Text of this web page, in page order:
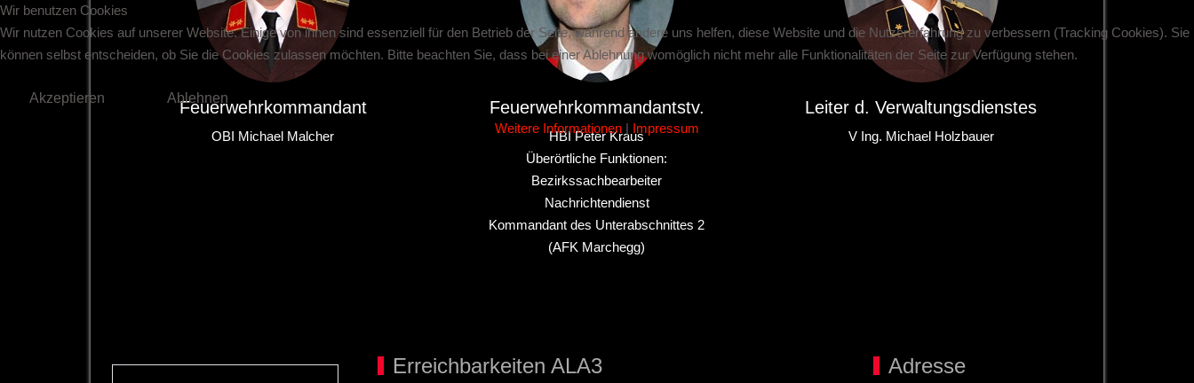
Feuerwehrkommandant
OBI Michael Malcher
Feuerwehrkommandantstv.
HBI Peter Kraus
Überörtliche Funktionen:
Bezirkssachbearbeiter
Nachrichtendienst
Kommandant des Unterabschnittes 2
(AFK Marchegg)
Leiter d. Verwaltungsdienstes
V Ing. Michael Holzbauer
Erreichbarkeiten ALA3 Adresse
Wir benutzen Cookies
Wir nutzen Cookies auf unserer Website. Einige von ihnen sind essenziell für den Betrieb der Seite, während andere uns helfen, diese Website und die Nutzererfahrung zu verbessern (Tracking Cookies). Sie
können selbst entscheiden, ob Sie die Cookies zulassen möchten. Bitte beachten Sie, dass bei einer Ablehnung womöglich nicht mehr alle Funktionalitäten der Seite zur Verfügung stehen.
Akzeptieren
Ablehnen
Weitere Informationen | Impressum